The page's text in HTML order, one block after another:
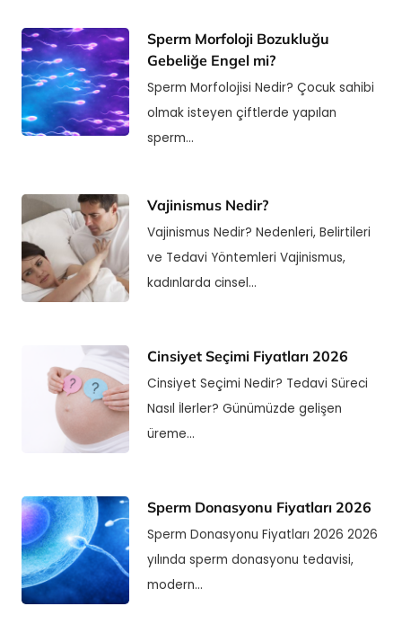
Sperm Morfoloji Bozukluğu
Gebeliğe Engel mi?
Sperm Morfolojisi Nedir? Çocuk sahibi
olmak isteyen çiftlerde yapılan
sperm…
Vajinismus Nedir?
Vajinismus Nedir? Nedenleri, Belirtileri
ve Tedavi Yöntemleri Vajinismus,
kadınlarda cinsel…
Cinsiyet Seçimi Fiyatları 2026
Cinsiyet Seçimi Nedir? Tedavi Süreci
Nasıl İlerler? Günümüzde gelişen
üreme…
Sperm Donasyonu Fiyatları 2026
Sperm Donasyonu Fiyatları 2026 2026
yılında sperm donasyonu tedavisi,
modern…